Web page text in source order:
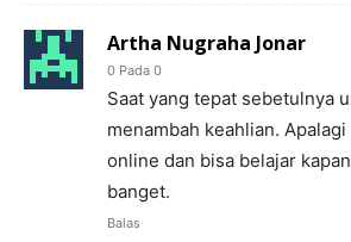
Artha Nugraha Jonar
0 Pada 0
Saat yang tepat sebetulnya
menambah keahlian.
online dan bisa belajar
banget.
Balas